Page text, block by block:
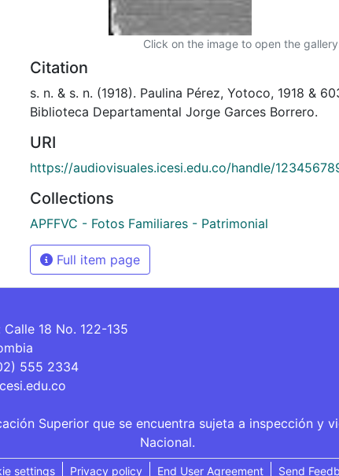
Click on the image to open the
Citation
s. n. & s. n. (1918). Paulina Pérez, Yotoco, 1918 &
Biblioteca Departamental Jorge Garces Borrero.
URI
https://audiovisuales.icesi.edu.co/handle/
Collections
APFFVC - Fotos Familiares - Patrimonial
Full item page
18 No. 122-135
555 2334
Superior que se encuentra sujeta a inspección y
Nacional.
settings Privacy policy End User Agreement Send